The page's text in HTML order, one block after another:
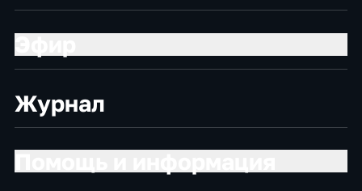
Журнал